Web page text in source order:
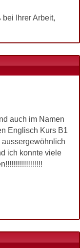
Ihrer Arbeit,
auch im Namen
Englisch Kurs B1
ich konnte viele